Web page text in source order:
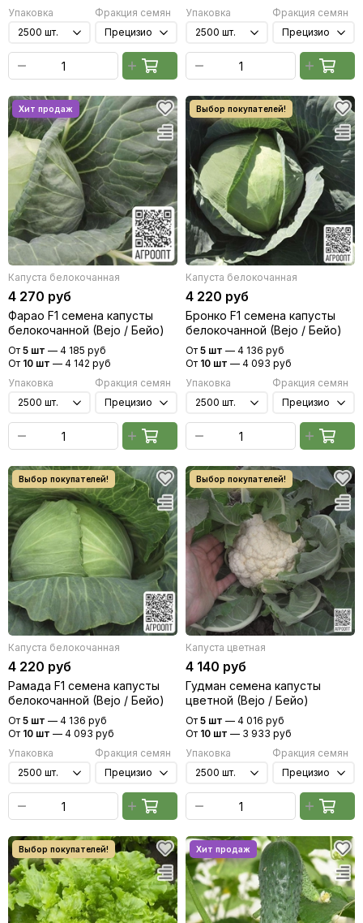
Упаковка
Фракция семян
Упаковка
Фракция семян
Капуста белокочанная
4 270 руб
Фарао F1 семена капусты
белокочанной (Bejo / Бейо)
От 5 шт — 4 185 руб
От 10 шт — 4 142 руб
Упаковка
Фракция семян
Капуста белокочанная
4 220 руб
Бронко F1 семена капусты
белокочанной (Bejo / Бейо)
От 5 шт — 4 136 руб
От 10 шт — 4 093 руб
Упаковка
Фракция семян
Капуста белокочанная
4 220 руб
Рамада F1 семена капусты
белокочанной (Bejo / Бейо)
От 5 шт — 4 136 руб
От 10 шт — 4 093 руб
Упаковка
Фракция семян
Капуста цветная
4 140 руб
Гудман семена капусты
цветной (Bejo / Бейо)
От 5 шт — 4 016 руб
От 10 шт — 3 933 руб
Упаковка
Фракция семян